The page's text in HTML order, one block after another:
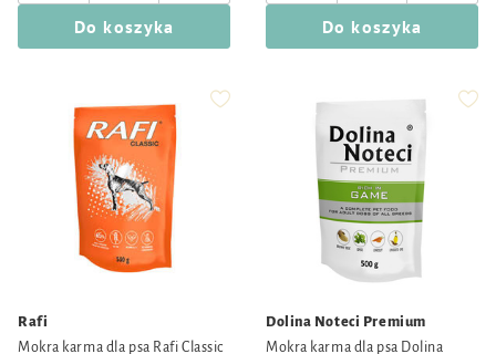
Do koszyka Do koszyka
Rafi
Mokra karma dla psa Rafi Classic
Dolina Noteci Premium
Mokra karma dla psa Dolina